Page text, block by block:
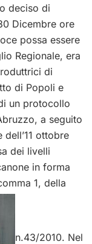
deciso di
Dicembre ore
possa essere
Regionale, era
di
di Popoli e
un protocollo
a seguito
ottobre
dei livelli
in forma
1, della
n.43/2010. Nel